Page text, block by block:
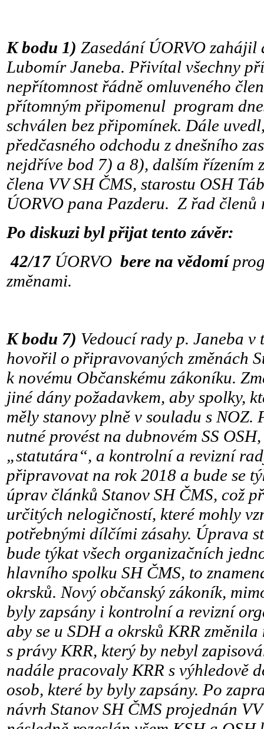
K bodu 1) Zasedání ÚORVO
Lubomír Janeba. Přivítal všechny
nepřítomnost řádně omluveného
přítomným připomenul program
schválen bez připomínek. Dále
předčasného odchodu z dnešního
nejdříve bod 7) a 8), dalším řízením
člena VV SH ČMS, starostu OSH
ÚORVO pana Pazderu. Z řad
Po diskuzi byl přijat tento závěr:
42/17ÚORVO bere na vědomí
změnami.
K bodu 7) Vedoucí rady p. Janeba
hovořil o připravovaných změnách
k novému Občanskému zákoníku.
jiné dány požadavkem, aby spolky,
měly stanovy plně v souladu s NOZ.
nutné provést na dubnovém SS
„statutára“, a kontrolní a revizní
připravovat na rok 2018 a bude se
úprav článků Stanov SH ČMS, což
určitých nelogičností, které mohly
potřebnými dílčími zásahy. Úprava
bude týkat všech organizačních
hlavního spolku SH ČMS, to
okrsků. Nový občanský zákoník,
byly zapsány i kontrolní a revizní
aby se u SDH a okrsků KRR
s právy KRR, který by nebyl
nadále pracovaly KRR s výhledově
osob, které by byly zapsány. Po
návrh Stanov SH ČMS projednán